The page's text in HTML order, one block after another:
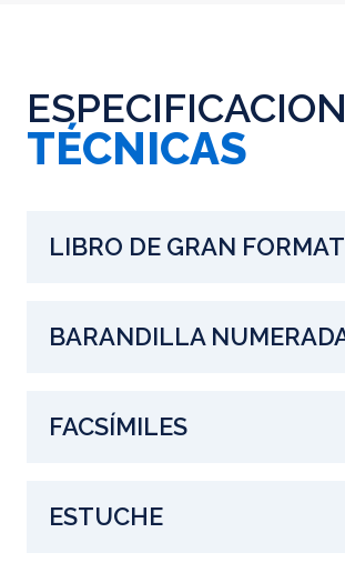
TÉCNICAS
LIBRO DE GRAN
BARANDILLA
FACSÍMILES
ESTUCHE